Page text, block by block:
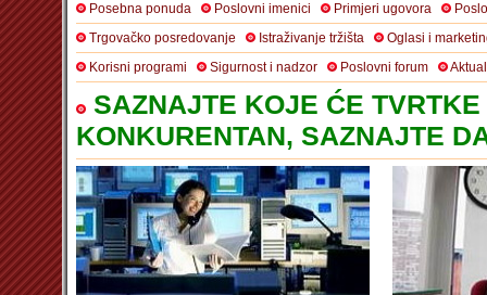
Posebna ponuda
Poslovni imenici Primjeri ugovora
Trgovačko posredovanje
Istraživanje tržišta
Oglasi i
Korisni programi
Sigurnost i nadzor Poslovni forum
SAZNAJTE KOJE ĆE
KONKURENTAN, SAZNAJTE